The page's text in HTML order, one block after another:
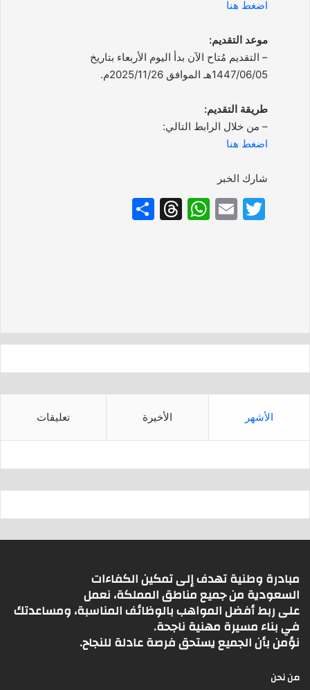
اضغط هنا
موعد التقديم:
– التقديم مُتاح الآن بدأ اليوم الأربعاء بتاريخ
1447/06/05هـ الموافق 2025/11/26م.
طريقة التقديم:
– من خلال الرابط التالي:
اضغط هنا
شارك الخبر
T
E
W
p
T
الأشهر الأخيرة تعليقات
مبادرة وطنية تهدف إلى تمكين الكفاءات
السعودية من جميع مناطق المملكة، نعمل
على ربط أفضل المواهب بالوظائف المناسبة، ومساعدتك
في بناء مسيرة مهنية ناجحة.
نؤمن بأن الجميع يستحق فرصة عادلة للنجاح.
من نحن